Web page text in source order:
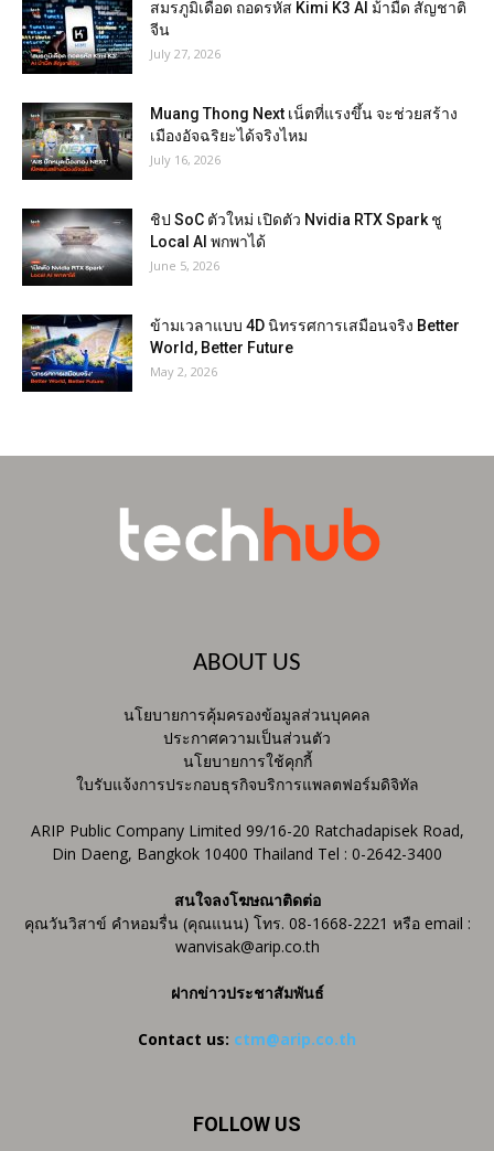
สมรภูมิเดือด ถอดรหัส Kimi K3 AI ม้ามืด สัญชาติ
จีน
July 27, 2026
Muang Thong Next เน็ตที่แรงขึ้น จะช่วยสร้าง
เมืองอัจฉริยะได้จริงไหม
July 16, 2026
ชิป SoC ตัวใหม่ เปิดตัว Nvidia RTX Spark ชู
Local AI พกพาได้
June 5, 2026
ข้ามเวลาแบบ 4D นิทรรศการเสมือนจริง Better
World, Better Future
May 2, 2026
ABOUT US
นโยบายการคุ้มครองข้อมูลส่วนบุคคล
ประกาศความเป็นส่วนตัว
นโยบายการใช้คุกกี้
ใบรับแจ้งการประกอบธุรกิจบริการแพลตฟอร์มดิจิทัล
ARIP Public Company Limited 99/16-20 Ratchadapisek Road,
Din Daeng, Bangkok 10400 Thailand Tel : 0-2642-3400
สนใจลงโฆษณาติดต่อ
คุณวันวิสาข์ คำหอมรื่น (คุณแนน) โทร. 08-1668-2221 หรือ email :
wanvisak@arip.co.th
ฝากข่าวประชาสัมพันธ์
Contact us: ctm@arip.co.th
FOLLOW US